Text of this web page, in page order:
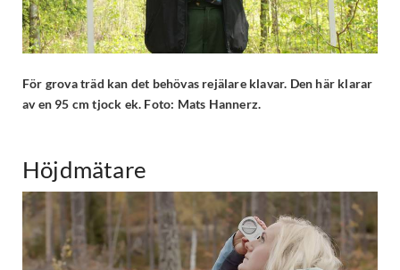
För grova träd kan det behövas rejälare klavar. Den här klarar
av en 95 cm tjock ek. Foto: Mats Hannerz.
Höjdmätare